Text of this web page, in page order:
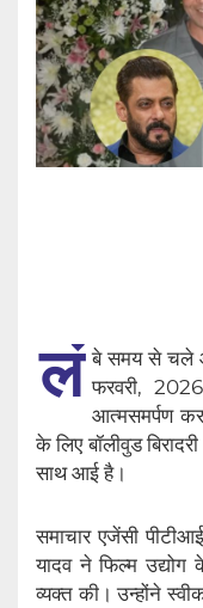
लं बे समय से चले
फरवरी,
आत्मसमर्पण
के लिए बॉलीवुड
साथ आई है।
समाचार एजेंसी
यादव ने फिल्म उद्योग
व्यक्त की। उन्होंने